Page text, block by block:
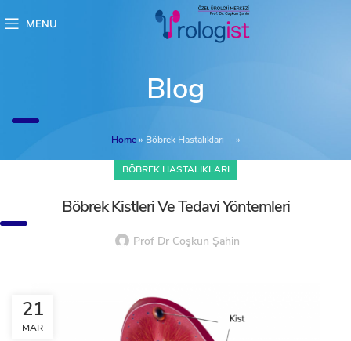
MENU
Blog
Home» Böbrek Hastalıkları »
BÖBREK HASTALIKLARI
Böbrek Kistleri Ve Tedavi Yöntemleri
Prof Dr Coşkun Şahin
21
MAR